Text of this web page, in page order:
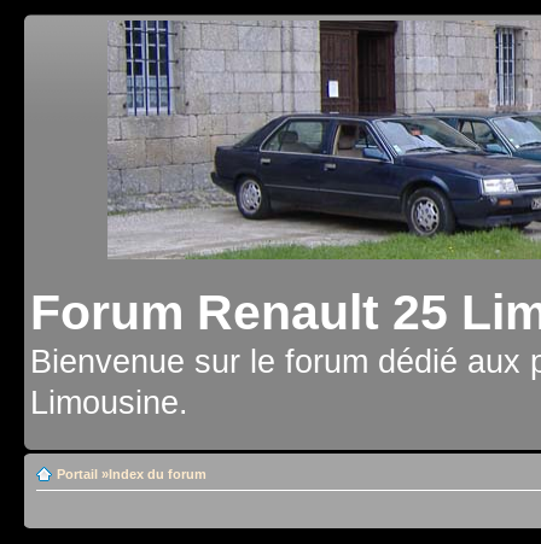
Forum Renault 25
Bienvenue sur le forum dédié aux
Limousine.
Portail »Index du forum